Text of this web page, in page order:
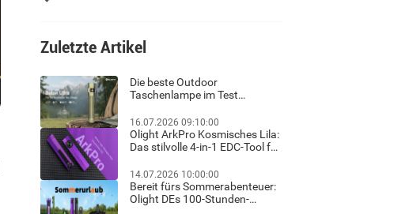
Zuletzte Artikel
Die beste Outdoor
Taschenlampe im Test
sicheres Wandern im Dunkeln
16.07.2026 09:10:00
Olight ArkPro Kosmisches Lila:
Das stilvolle 4-in-1 EDC-Tool für
14.07.2026 10:00:00
Bereit fürs Sommerabenteuer:
Olight DEs 100-Stunden-